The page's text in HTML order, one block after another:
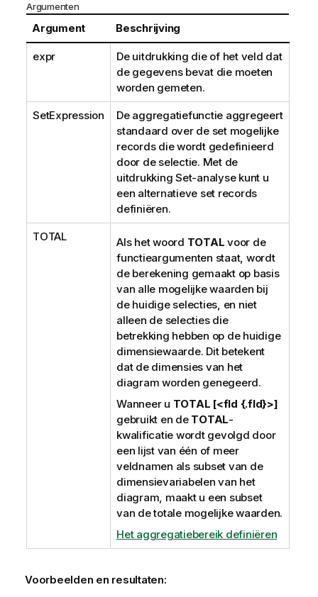
Argumenten
Argument Beschrijving
expr
De uitdrukking die of het veld dat
de gegevens bevat die moeten
worden gemeten.
SetExpression
De aggregatiefunctie aggregeert
standaard over de set mogelijke
records die wordt gedefinieerd
door de selectie. Met de
uitdrukking Set-analyse kunt u
een alternatieve set records
definiëren.
TOTAL Als het woord TOTAL voor de
functieargumenten staat, wordt
de berekening gemaakt op basis
van alle mogelijke waarden bij
de huidige selecties, en niet
alleen de selecties die
betrekking hebben op de huidige
dimensiewaarde. Dit betekent
dat de dimensies van het
diagram worden genegeerd.
Wanneer u TOTAL [<fld {.fld}>]
gebruikt en de TOTAL-
kwalificatie wordt gevolgd door
een lijst van één of meer
veldnamen als subset van de
dimensievariabelen van het
diagram, maakt u een subset
van de totale mogelijke waarden.
Het aggregatiebereik definiëren
Voorbeelden en resultaten: